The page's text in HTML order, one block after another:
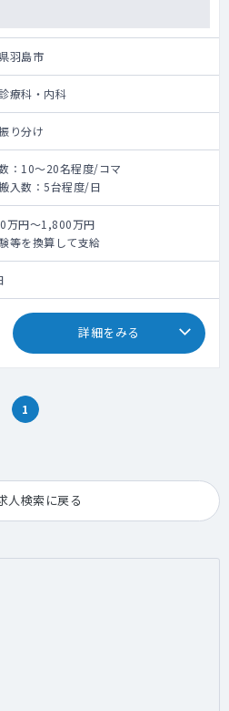
羽島市
療科・内科
り分け
：10～20名程度/コマ
入数：5台程度/日
万円～1,800万円
等を換算して支給
詳細をみる
1
人検索に戻る